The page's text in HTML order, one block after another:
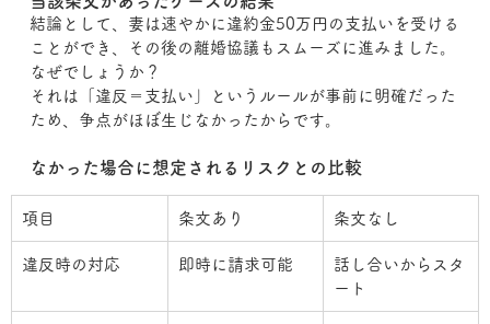
結論として、妻は速やかに違約金50万円の支払いを受ける
ことができ、その後の離婚協議もスムーズに進みました。
なぜでしょうか？
それは「違反＝支払い」というルールが事前に明確だった
ため、争点がほぼ生じなかったからです。
なかった場合に想定されるリスクとの比較
項目 条文あり 条文なし
違反時の対応 即時に請求可能
話し合いからスタ
ート